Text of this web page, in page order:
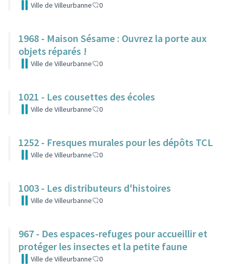
Ville de Villeurbanne 0
1968 - Maison Sésame : Ouvrez la porte aux
objets réparés !
Ville de Villeurbanne 0
1021 - Les cousettes des écoles
Ville de Villeurbanne 0
1252 - Fresques murales pour les dépôts TCL
Ville de Villeurbanne 0
1003 - Les distributeurs d'histoires
Ville de Villeurbanne 0
967 - Des espaces-refuges pour accueillir et
protéger les insectes et la petite faune
Ville de Villeurbanne 0